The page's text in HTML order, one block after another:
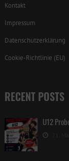
Kontakt
Impressum
Datenschutzerklärung
Cookie-Richtlinie (EU)
RECENT POSTS
U12